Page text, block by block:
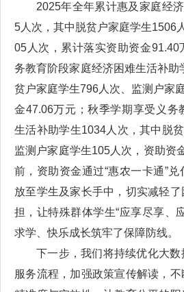
2025年全年累计惠及家庭经
5人次，其中脱贫户家庭学生1506
05人次，累计落实资助资金91.40
务教育阶段家庭经济困难生活补助
贫户家庭学生796人次、监测户家
金47.06万元；秋季学期享受义务
生活补助学生1034人次，其中脱
监测户家庭学生105人次，资助资
前，资助资金通过“惠农一卡通”
放至学生及家长手中，切实减轻
担，让特殊群体学生“应享尽享、
求学、快乐成长筑牢了保障防线。
下一步，我们将持续优化大
服务流程，加强政策宣传解读，